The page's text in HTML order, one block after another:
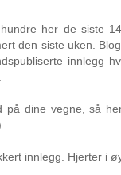
her de siste
den siste uken.
innlegg
på dine vegne, så
innlegg. Hjerter i